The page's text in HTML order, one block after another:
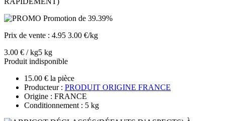
Promotion de 39.39%
Prix de vente : 4.95 3.00 €/kg
3.00 € / kg5 kg
Produit indisponible
15.00 € la pièce
Producteur : PRODUIT ORIGINE FRANCE
Origine : FRANCE
Conditionnement : 5 kg